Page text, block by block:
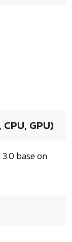
GPU)
base on